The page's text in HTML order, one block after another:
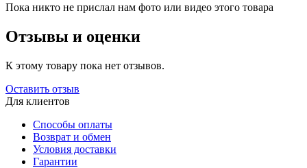
Пока никто не прислал нам фото или видео этого товара
Отзывы и оценки
К этому товару пока нет отзывов.
Оставить отзыв
Для клиентов
Способы оплаты
Возврат и обмен
Условия доставки
Гарантии